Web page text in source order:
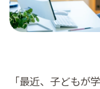
「最近、子どもが